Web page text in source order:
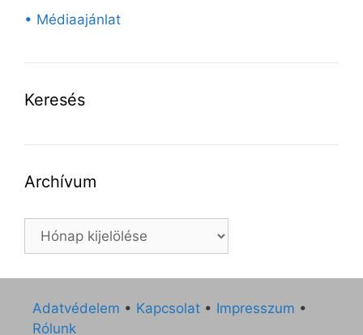
• Médiaajánlat
Keresés
Archívum
Archívum
Adatvédelem • Kapcsolat • Impresszum •
Rólunk